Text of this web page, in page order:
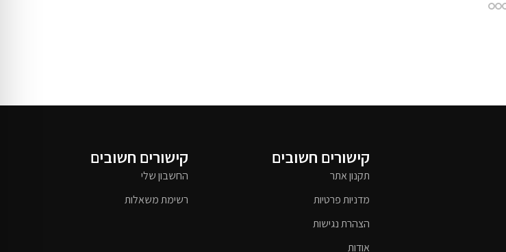
קישורים חשובים
תקנון אתר
מדניות פרטיות
הצהרת נגישות
אודות
קישורים חשובים
החשבון שלי
רשימת משאלות